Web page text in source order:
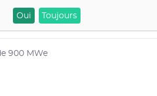
Oui Toujours
900 MWe